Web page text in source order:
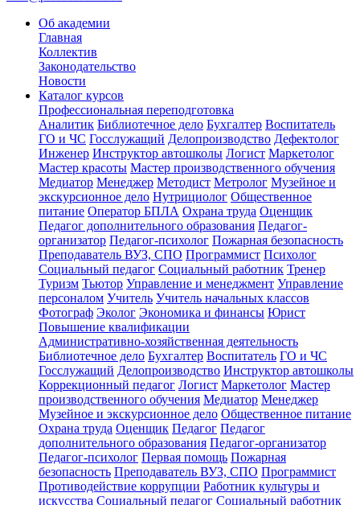
Об академии
Главная
Коллектив
Законодательство
Новости
Каталог курсов
Профессиональная переподготовка
Аналитик Библиотечное дело Бухгалтер Воспитатель
ГО и ЧС Госслужащий Делопроизводство Дефектолог
Инженер Инструктор автошколы Логист Маркетолог
Мастер красоты Мастер производственного обучения
Медиатор Менеджер Методист Метролог Музейное и
экскурсионное дело Нутрициолог Общественное
питание Оператор БПЛА Охрана труда Оценщик
Педагог дополнительного образования Педагог-
организатор Педагог-психолог Пожарная безопасность
Преподаватель ВУЗ, СПО Программист Психолог
Социальный педагог Социальный работник Тренер
Туризм Тьютор Управление и менеджмент Управление
персоналом Учитель Учитель начальных классов
Фотограф Эколог Экономика и финансы Юрист
Повышение квалификации
Административно-хозяйственная деятельность
Библиотечное дело Бухгалтер Воспитатель ГО и ЧС
Госслужащий Делопроизводство Инструктор автошколы
Коррекционный педагог Логист Маркетолог Мастер
производственного обучения Медиатор Менеджер
Музейное и экскурсионное дело Общественное питание
Охрана труда Оценщик Педагог Педагог
дополнительного образования Педагог-организатор
Педагог-психолог Первая помощь Пожарная
безопасность Преподаватель ВУЗ, СПО Программист
Противодействие коррупции Работник культуры и
искусства Социальный педагог Социальный работник